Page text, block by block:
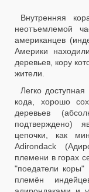
Внутренняя
неотъемлемой
американцев
Америки
деревьев, кору
жители.
Легко
кода, хорошо
деревьев
подтверждено)
цепочки, как
Adirondack
племени в горах
"поедатели коры"
племён